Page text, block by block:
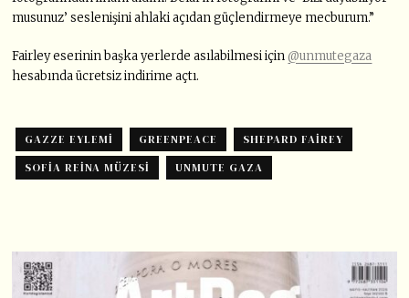
musunuz’ seslenişini ahlaki açıdan güçlendirmeye mecburum.”
Fairley eserinin başka yerlerde asılabilmesi için @unmutegaza
hesabında ücretsiz indirime açtı.
GAZZE EYLEMI GREENPEACE
SHEPARD FAIREY
SOFIA REINA MÜZESI
UNMUTE GAZA